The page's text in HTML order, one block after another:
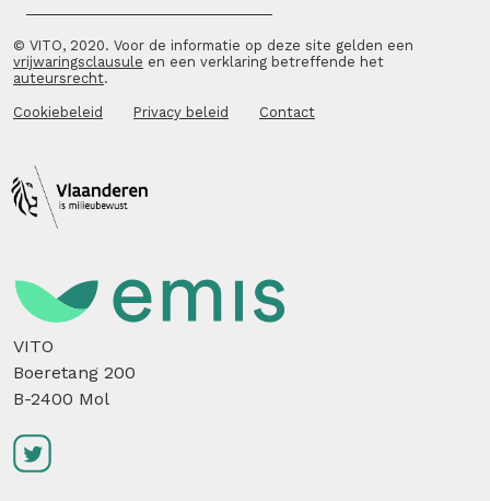
© VITO, 2020. Voor de informatie op deze site gelden een
vrijwaringsclausule en een verklaring betreffende het
auteursrecht.
Cookiebeleid Privacy beleid Contact
VITO
Boeretang 200
B-2400 Mol